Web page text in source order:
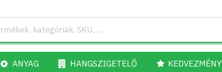
ANYAG HANGSZIGETELŐ KEDVEZMÉNY